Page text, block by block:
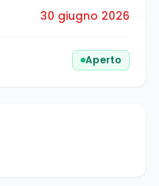
30 giugno 2026
Aperto